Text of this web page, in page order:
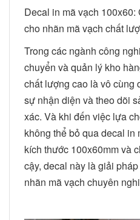
Decal in mã vạch
cho nhãn mã vạch chất
Trong các ngành công
chuyển và quản lý kho
chất lượng cao là vô cùng
sự nhận diện và theo dõi
xác. Và khi đến việc lựa
không thể bỏ qua decal in
kích thước 100x60mm và
cậy, decal này là giải
nhãn mã vạch chuyên